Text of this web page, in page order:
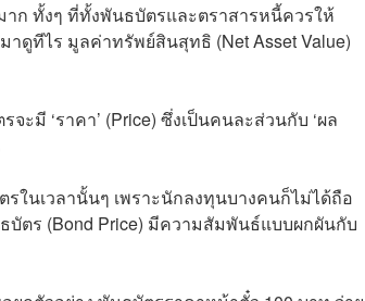
ก ทั้งๆ ที่ทั้งพันธบัตรและตราสารหนี้ควรให้
ดูทีไร มูลค่าทรัพย์สินสุทธิ (Net Asset Value)
มี ‘ราคา’ (Price) ซึ่งเป็นคนละส่วนกับ ‘ผล
ในเวลานั้นๆ เพราะนักลงทุนบางคนก็ไม่ได้ถือ
ตร (Bond Price) มีความสัมพันธ์แบบผกผันกับ